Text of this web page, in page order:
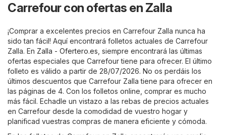
Carrefour con ofertas en Zalla
¡Comprar a excelentes precios en Carrefour Zalla nunca ha
sido tan fácil! Aquí encontrará folletos actuales de Carrefour
Zalla. En Zalla - Ofertero.es , siempre encontrará las últimas
ofertas especiales que Carrefour tiene para ofrecer. El último
folleto es válido a partir de 28/07/2026. No os perdáis los
últimos descuentos que Carrefour Zalla tiene para ofrecer en
las páginas de 4. Con los folletos online, comprar es mucho
más fácil. Echadle un vistazo a las rebas de precios actuales
en Carrefour desde la comodidad de vuestro hogar y
planificad vuestras compras de manera eficiente y cómoda.